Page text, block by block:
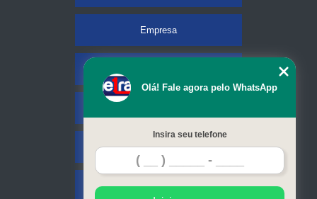
Empresa
Contato
Mapa do site
Olá! Fale agora pelo WhatsApp
Insira seu telefone